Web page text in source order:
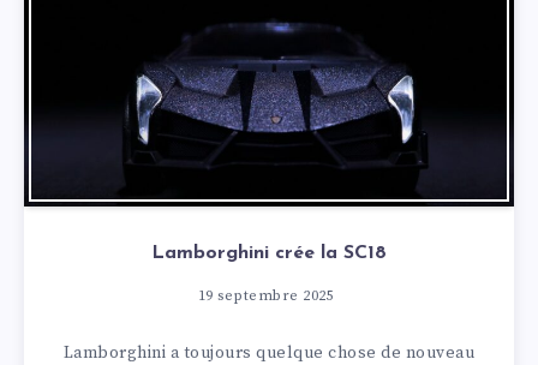
Lamborghini crée la SC18
19 septembre 2025
Lamborghini a toujours quelque chose de nouveau